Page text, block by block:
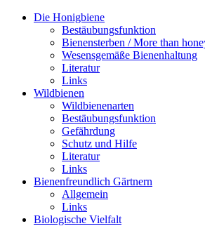
Die Honigbiene
Bestäubungsfunktion
Bienensterben / More than
Wesensgemäße Bienenhaltung
Literatur
Links
Wildbienen
Wildbienenarten
Bestäubungsfunktion
Gefährdung
Schutz und Hilfe
Literatur
Links
Bienenfreundlich Gärtnern
Allgemein
Links
Biologische Vielfalt